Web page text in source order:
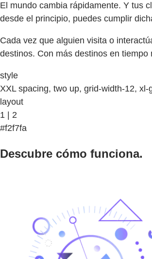
El mundo cambia rápidamente. Y tus
desde el principio, puedes cumplir
Cada vez que alguien visita o
destinos. Con más destinos en
style
XXL spacing, two up, grid-width-12, xl-
layout
1 | 2
#f2f7fa
Descubre cómo funciona.